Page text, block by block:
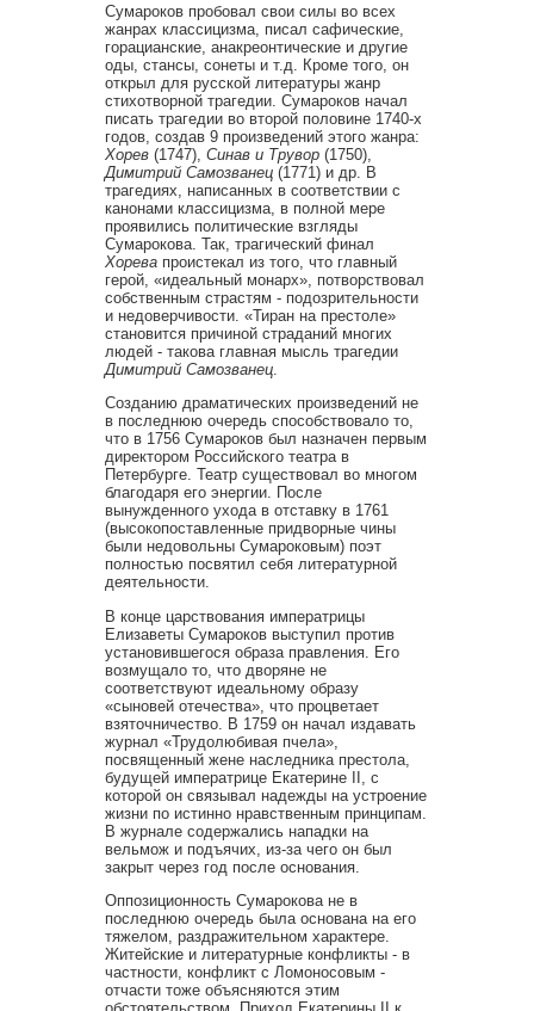
Сумароков пробовал свои силы во всех
жанрах классицизма, писал сафические,
горацианские, анакреонтические и другие
оды, стансы, сонеты и т.д. Кроме того, он
открыл для русской литературы жанр
стихотворной трагедии. Сумароков начал
писать трагедии во второй половине 1740-х
годов, создав 9 произведений этого жанра:
Хорев (1747), Синав и Трувор (1750),
Димитрий Самозванец (1771) и др. В
трагедиях, написанных в соответствии с
канонами классицизма, в полной мере
проявились политические взгляды
Сумарокова. Так, трагический финал
Хорева проистекал из того, что главный
герой, «идеальный монарх», потворствовал
собственным страстям - подозрительности
и недоверчивости. «Тиран на престоле»
становится причиной страданий многих
людей - такова главная мысль трагедии
Димитрий Самозванец
Созданию драматических произведений не
в последнюю очередь способствовало то,
что в 1756 Сумароков был назначен первым
директором Российского театра в
Петербурге. Театр существовал во многом
благодаря его энергии. После
вынужденного ухода в отставку в 1761
(высокопоставленные придворные чины
были недовольны Сумароковым) поэт
полностью посвятил себя литературной
деятельности.
В конце царствования императрицы
Елизаветы Сумароков выступил против
установившегося образа правления. Его
возмущало то, что дворяне не
соответствуют идеальному образу
«сыновей отечества», что процветает
взяточничество. В 1759 он начал издавать
журнал «Трудолюбивая пчела»,
посвященный жене наследника престола,
будущей императрице Екатерине II, с
которой он связывал надежды на устроение
жизни по истинно нравственным принципам.
В журнале содержались нападки на
вельмож и подъячих, из-за чего он был
закрыт через год после основания.
Оппозиционность Сумарокова не в
последнюю очередь была основана на его
тяжелом, раздражительном характере.
Житейские и литературные конфликты - в
частности, конфликт с Ломоносовым -
отчасти тоже объясняются этим